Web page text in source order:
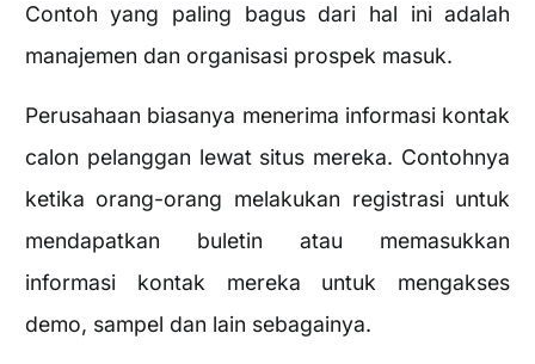
Contoh yang paling bagus dari hal ini adalah
manajemen dan organisasi prospek masuk.
Perusahaan biasanya menerima informasi kontak
calon pelanggan lewat situs mereka. Contohnya
ketika orang-orang melakukan registrasi untuk
mendapatkan buletin atau memasukkan
informasi kontak mereka untuk mengakses
demo, sampel dan lain sebagainya.